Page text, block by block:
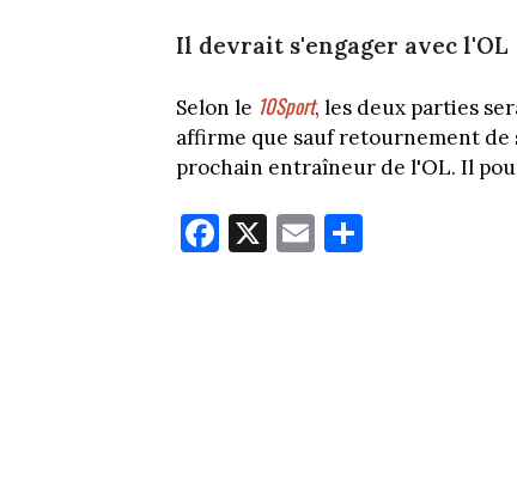
Il devrait s'engager avec l'OL
Selon le 10Sport, les deux parties
affirme que sauf retournement
prochain entraîneur de l'OL. Il
Fa
ce
X E
m